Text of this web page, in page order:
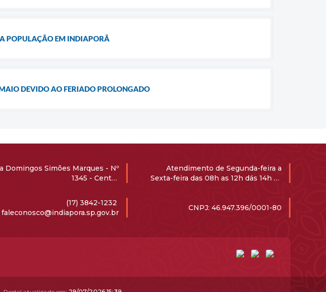
POPULAÇÃO EM INDIAPORÃ
DEVIDO AO FERIADO PROLONGADO
Domingos Simões Marques - Nº
1345 - Centro
Atendimento de Segunda-feira a
Sexta-feira das 08h as 12h dás 14h ás
(17) 3842-1232
faleconosco@indiapora.sp.gov.br
CNPJ: 46.947.396/0001-80